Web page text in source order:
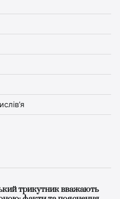
трикутник вважають